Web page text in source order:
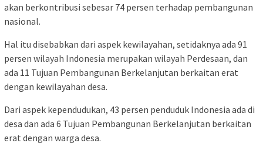
akan berkontribusi sebesar 74 persen terhadap pembangunan
nasional.
Hal itu disebabkan dari aspek kewilayahan, setidaknya ada 91
persen wilayah Indonesia merupakan wilayah Perdesaan, dan
ada 11 Tujuan Pembangunan Berkelanjutan berkaitan erat
dengan kewilayahan desa.
Dari aspek kependudukan, 43 persen penduduk Indonesia ada di
desa dan ada 6 Tujuan Pembangunan Berkelanjutan berkaitan
erat dengan warga desa.